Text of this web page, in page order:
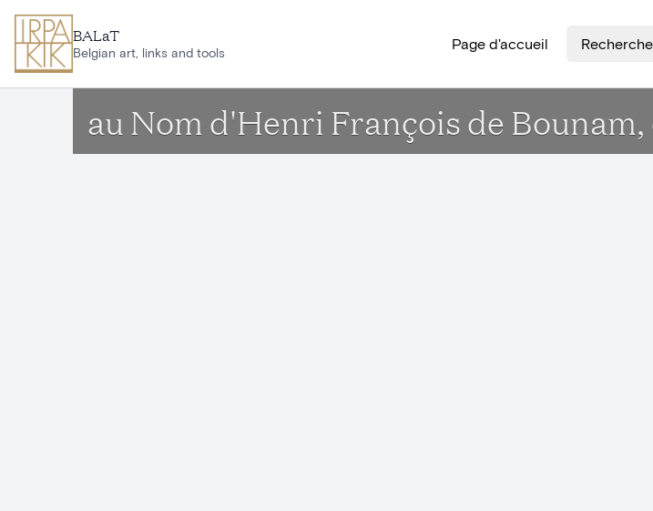
BALaT
Belgian art, links and tools
Page d'accueil Recherche
au Nom d'Henri François de